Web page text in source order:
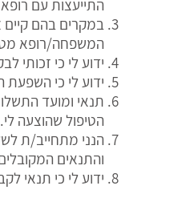
התייעצות עם
במקרים בהם קיים
המשפחה/רופא
ידוע לי כי זכותי
ידוע לי כי
תנאי ומועד
הטיפול שהוצעה לי.
הנני מתחייב/ת
והתנאים
ידוע לי כי תנאי